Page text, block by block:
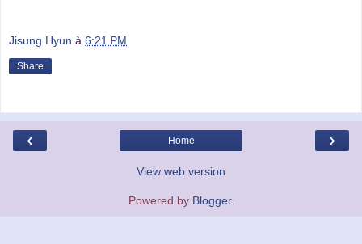
Jisung Hyun à 6:21 PM
Share
‹ ›
Home
View web version
Powered by Blogger.